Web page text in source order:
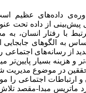
داده‌های عظیم
از داده تحت
با رفتار انسان، به
به الگوهای
از رسانه‌های
و هزینه بسیار پایین‌تر
محققین در موضوع
اجتماعی را
ماتریس مبدا-مقصد